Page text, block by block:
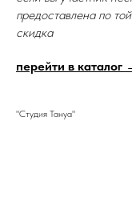
предоставлена по
скидка
перейти в каталог
"Студия Тануа"